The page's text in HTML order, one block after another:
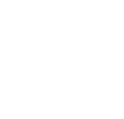
Restablecido
Málaga tras
puente La